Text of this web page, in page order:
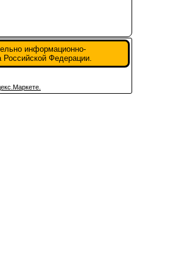
информационно-
Российской Федерации.